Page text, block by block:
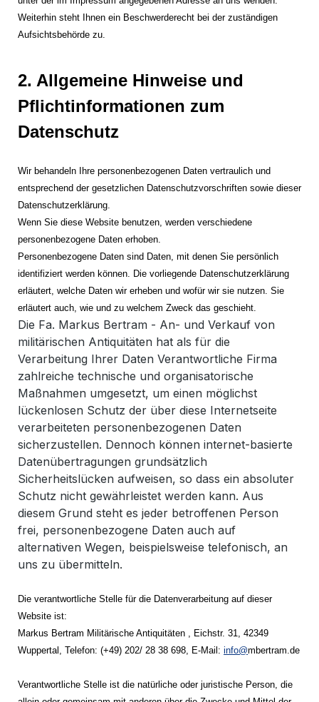
Weiterhin steht Ihnen ein Beschwerderecht bei der zuständigen
Aufsichtsbehörde zu.
2. Allgemeine Hinweise und
Pflichtinformationen zum
Datenschutz
Wir behandeln Ihre personenbezogenen Daten vertraulich und
entsprechend der gesetzlichen Datenschutzvorschriften sowie dieser
Datenschutzerklärung.
Wenn Sie diese Website benutzen, werden verschiedene
personenbezogene Daten erhoben.
Personenbezogene Daten sind Daten, mit denen Sie persönlich
identifiziert werden können. Die vorliegende Datenschutzerklärung
erläutert, welche Daten wir erheben und wofür wir sie nutzen. Sie
erläutert auch, wie und zu welchem Zweck das geschieht.
Die Fa. Markus Bertram - An- und Verkauf von
militärischen Antiquitäten hat als für die
Verarbeitung Ihrer Daten Verantwortliche Firma
zahlreiche technische und organisatorische
Maßnahmen umgesetzt, um einen möglichst
lückenlosen Schutz der über diese Internetseite
verarbeiteten personenbezogenen Daten
sicherzustellen. Dennoch können internet-basierte
Datenübertragungen grundsätzlich
Sicherheitslücken aufweisen, so dass ein absoluter
Schutz nicht gewährleistet werden kann. Aus
diesem Grund steht es jeder betroffenen Person
frei, personenbezogene Daten auch auf
alternativen Wegen, beispielsweise telefonisch, an
uns zu übermitteln.
Die verantwortliche Stelle für die Datenverarbeitung auf dieser
Website ist:
Markus Bertram Militärische Antiquitäten , Eichstr. 31, 42349
Wuppertal, Telefon: (+49) 202/ 28 38 698, E-Mail: info@mbertram.de
Verantwortliche Stelle ist die natürliche oder juristische Person, die